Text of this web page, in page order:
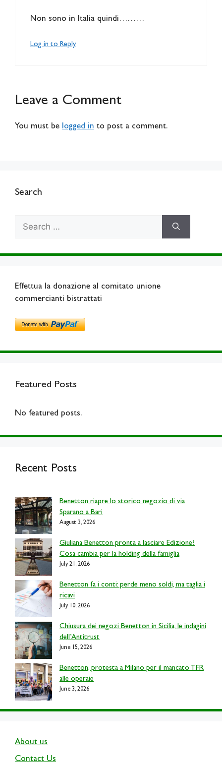
Non sono in Italia quindi………
Log in to Reply
Leave a Comment
You must be logged in to post a comment.
Search
Effettua la donazione al comitato unione
commercianti bistrattati
Featured Posts
No featured posts.
Recent Posts
Benetton riapre lo storico negozio di via
Sparano a Bari
August 3, 2026
Giuliana Benetton pronta a lasciare Edizione?
Cosa cambia per la holding della famiglia
July 21, 2026
Benetton fa i conti: perde meno soldi, ma taglia i
ricavi
July 10, 2026
Chiusura dei negozi Benetton in Sicilia, le indagini
dell’Antitrust
June 15, 2026
Benetton, protesta a Milano per il mancato TFR
alle operaie
June 3, 2026
About us
Contact Us